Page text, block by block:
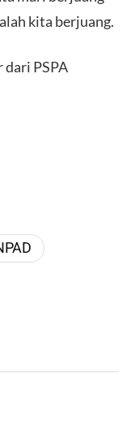
kita berjuang.
dari PSPA